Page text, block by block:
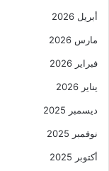
أبريل 2026
مارس 2026
فبراير 2026
يناير 2026
ديسمبر 2025
نوفمبر 2025
أكتوبر 2025